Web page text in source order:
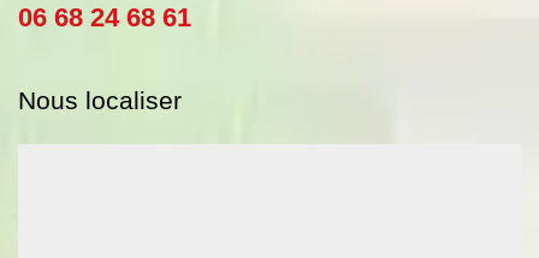
06 68 24 68 61
Nous localiser